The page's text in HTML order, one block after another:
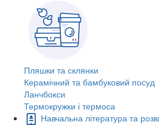
Пляшки та склянки
Керамічний та бамбуковий посуд
Ланчбокси
Термокружки і термоса
Навчальна література та